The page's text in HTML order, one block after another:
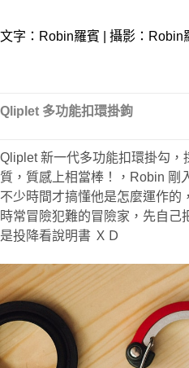
文字：Robin羅賓 | 攝影：Robin
Qliplet 多功能扣環掛鉤
Qliplet 新一代多功能扣環掛勾
質，質感上相當棒！，Robin 剛
不少時間才搞懂他是怎麼運作的
時常冒險犯難的冒險家，先自己
是投降看說明書 ＸＤ